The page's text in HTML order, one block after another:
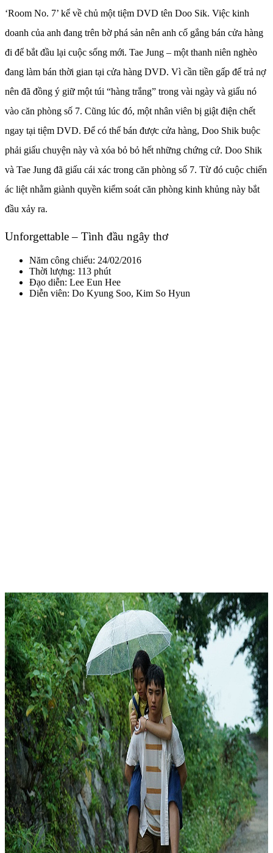
‘Room No. 7’ kể về chủ một tiệm DVD tên Doo Sik. Việc kinh
doanh của anh đang trên bờ phá sản nên anh cố gắng bán cửa hàng
đi để bắt đầu lại cuộc sống mới. Tae Jung – một thanh niên nghèo
đang làm bán thời gian tại cửa hàng DVD. Vì cần tiền gấp để trả nợ
nên đã đồng ý giữ một túi “hàng trắng” trong vài ngày và giấu nó
vào căn phòng số 7. Cũng lúc đó, một nhân viên bị giật điện chết
ngay tại tiệm DVD. Để có thể bán được cửa hàng, Doo Shik buộc
phải giấu chuyện này và xóa bỏ bỏ hết những chứng cứ. Doo Shik
và Tae Jung đã giấu cái xác trong căn phòng số 7. Từ đó cuộc chiến
ác liệt nhằm giành quyền kiểm soát căn phòng kinh khủng này bắt
đầu xảy ra.
Unforgettable – Tình đầu ngây thơ
Năm công chiếu: 24/02/2016
Thời lượng: 113 phút
Đạo diễn: Lee Eun Hee
Diễn viên: Do Kyung Soo, Kim So Hyun